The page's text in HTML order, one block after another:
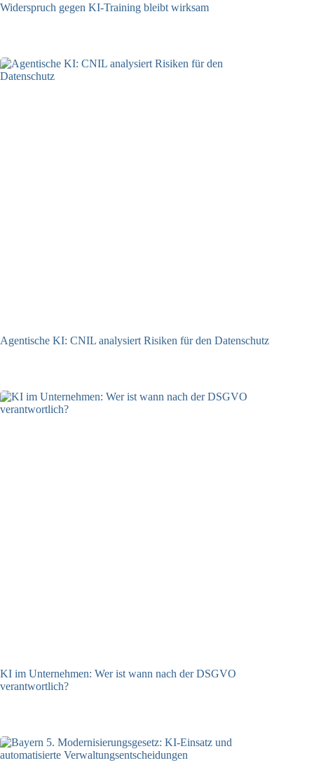
Widerspruch gegen KI-Training bleibt wirksam
Agentische KI: CNIL analysiert Risiken für den Datenschutz
KI im Unternehmen: Wer ist wann nach der DSGVO
verantwortlich?